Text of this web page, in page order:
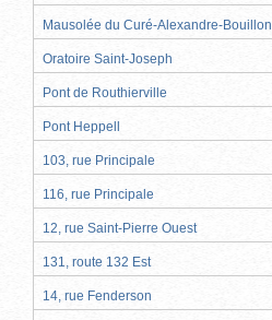
Mausolée du Curé-Alexandre-Bouillon
Oratoire Saint-Joseph
Pont de Routhierville
Pont Heppell
103, rue Principale
116, rue Principale
12, rue Saint-Pierre Ouest
131, route 132 Est
14, rue Fenderson